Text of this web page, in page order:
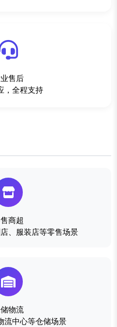
售后
，全程支持
商超
、服装店等零售场景
物流
流中心等仓储场景